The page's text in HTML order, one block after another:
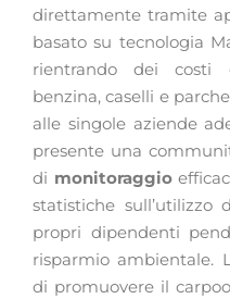
direttamente tramite
basato su tecnologia
rientrando dei costi
benzina, caselli e
alle singole aziende
presente una
di monitoraggio
statistiche sull’utilizzo
propri dipendenti
risparmio ambientale.
di promuovere il